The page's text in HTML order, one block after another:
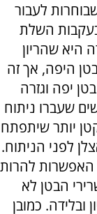
לעבור
בעקבות השלת
היא שהריון
היפה, אך זה
יפה וגזרה
שעברו ניתוח
יותר שיתפתח
לפני הניתוח.
להרות
הבטן לא
ובלידה. כמובן